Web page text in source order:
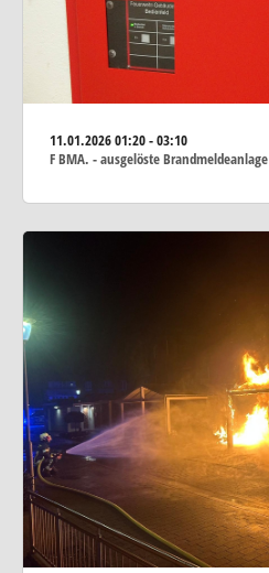
11.01.202601:20 - 03:10
F BMA. - ausgelöste Brandmeldeanlage